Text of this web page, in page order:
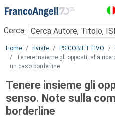
Menu
Cerca:
Main content
Home riviste PSICOBIETTIVO
Tenere insieme gli opposti, alla
un caso borderline
Tenere insieme gli
senso. Note sulla
borderline